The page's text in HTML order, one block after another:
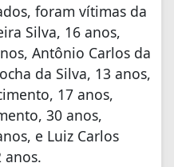
foram vítimas da
Silva, 16 anos,
Antônio Carlos da
da Silva, 13 anos,
17 anos,
30 anos,
e Luiz Carlos
anos.